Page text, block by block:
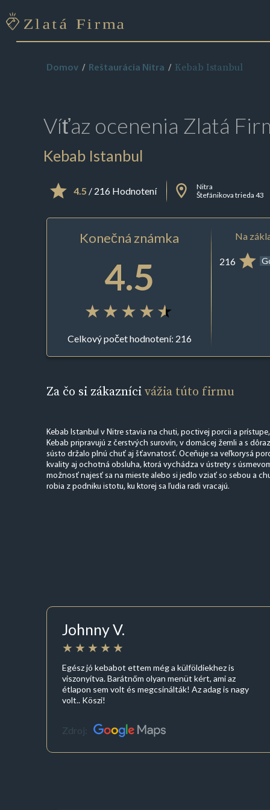
Domov Reštaurácia Nitra Kebab Istanbul
Víťaz ocenenia Zlatá
Kebab Istanbul
4.5 / 216 Hodnotení
Nitra
Štefánikova trieda 43
Konečná známka
4.5
Celkový počet hodnotení: 216
Na
216
Za čo si zákaznícivážia túto firmu
Kebab Istanbul v Nitre stavia na chuti, poctivej porcii a
Kebab pripravujú z čerstvých surovín, v domácej žemli a s
sústo držalo plnú chuť aj šťavnatosť. Oceňuje sa veľkorysá
kvality aj ochotná obsluha, ktorá vychádza v ústrety s
možnosť najesť sa na mieste alebo si jedlo vziať so sebou a
robia z podniku istotu, ku ktorej sa ľudia radi vracajú.
Johnny V.
Egész jó kebabot ettem még a külföldiekhez is
viszonyítva. Barátnőm olyan menüt kért, ami az
étlapon sem volt és megcsinálták! Az adag is nagy
volt.. Köszi!
Zdroj: